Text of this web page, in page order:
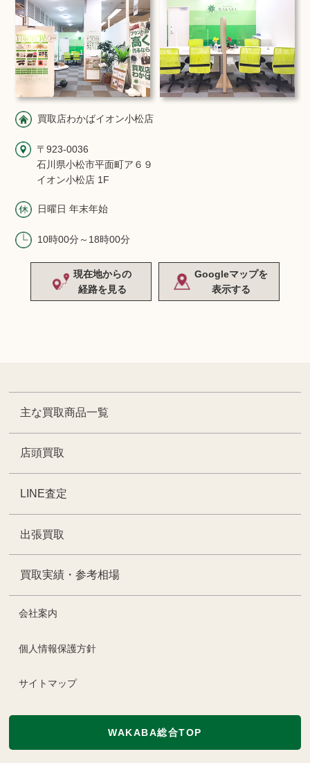
買取店わかばイオン小松店
〒923-0036
石川県小松市平面町ア６９
イオン小松店 1F
日曜日 年末年始
10時00分～18時00分
現在地からの
経路を見る
Googleマップを
表示する
主な買取商品一覧
店頭買取
LINE査定
出張買取
買取実績・参考相場
会社案内
個人情報保護方針
サイトマップ
WAKABA総合TOP